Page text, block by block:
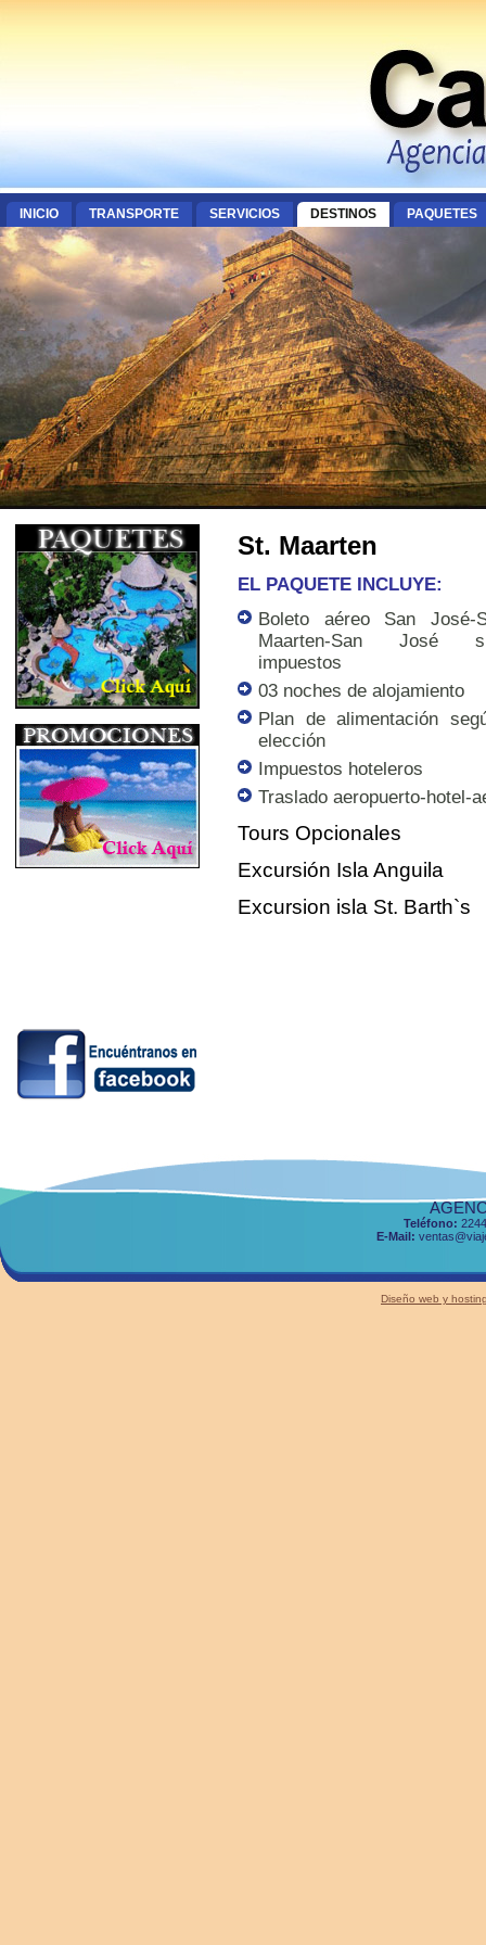
INICIO TRANSPORTE SERVICIOS DESTINOS PAQUETES
St. Maarten
EL PAQUETE INCLUYE:
Boleto aéreo San José-
Maarten-San José
impuestos
03 noches de alojamiento
Plan de alimentación
elección
Impuestos hoteleros
Traslado aeropuerto-hotel-
Tours Opcionales
Excursión Isla Anguila
Excursion isla St. Barth`s
Teléfono:
E-Mail:
Diseño web y